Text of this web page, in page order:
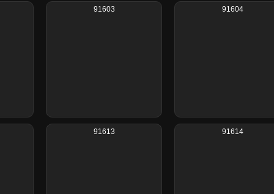
91603 91604
91613 91614